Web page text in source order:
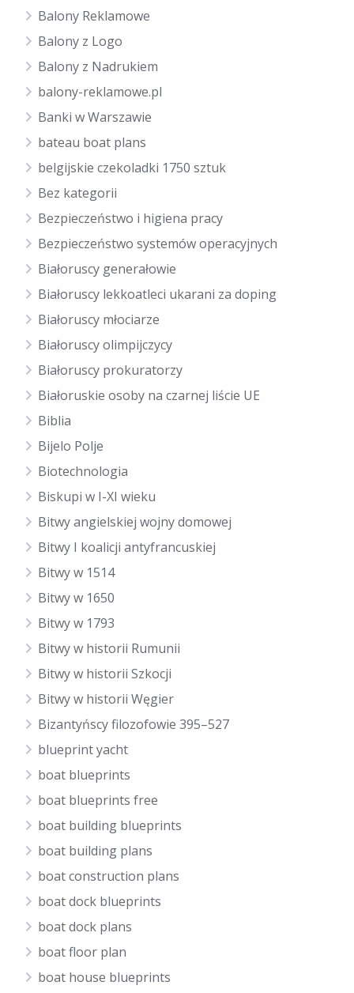
Balony Reklamowe
Balony z Logo
Balony z Nadrukiem
balony-reklamowe.pl
Banki w Warszawie
bateau boat plans
belgijskie czekoladki 1750 sztuk
Bez kategorii
Bezpieczeństwo i higiena pracy
Bezpieczeństwo systemów operacyjnych
Białoruscy generałowie
Białoruscy lekkoatleci ukarani za doping
Białoruscy młociarze
Białoruscy olimpijczycy
Białoruscy prokuratorzy
Białoruskie osoby na czarnej liście UE
Biblia
Bijelo Polje
Biotechnologia
Biskupi w I-XI wieku
Bitwy angielskiej wojny domowej
Bitwy I koalicji antyfrancuskiej
Bitwy w 1514
Bitwy w 1650
Bitwy w 1793
Bitwy w historii Rumunii
Bitwy w historii Szkocji
Bitwy w historii Węgier
Bizantyńscy filozofowie 395–527
blueprint yacht
boat blueprints
boat blueprints free
boat building blueprints
boat building plans
boat construction plans
boat dock blueprints
boat dock plans
boat floor plan
boat house blueprints